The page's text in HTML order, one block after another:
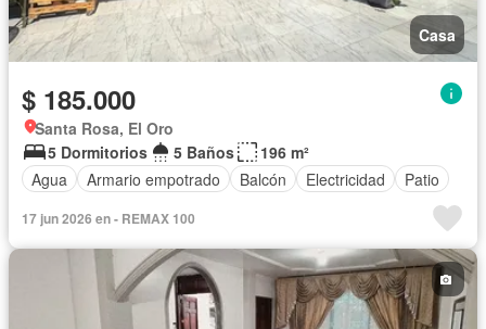
Casa
$ 185.000
Santa Rosa, El Oro
5 Dormitorios
5 Baños
196 m²
Agua
Armario empotrado Balcón Electricidad Patio
17 jun 2026 en - REMAX 100